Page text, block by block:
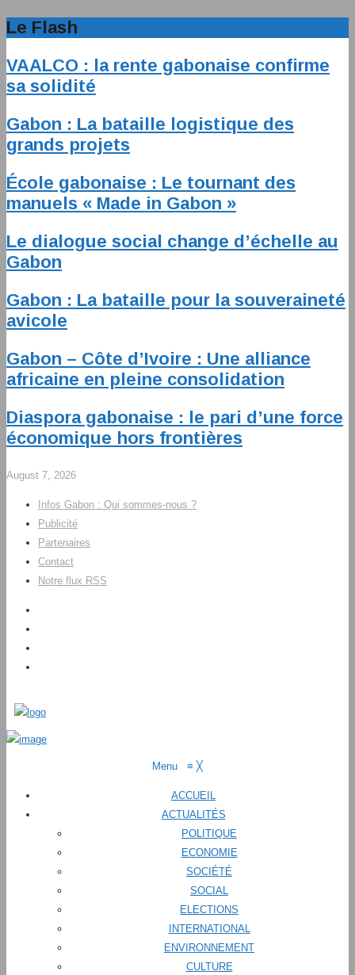
Le Flash
VAALCO : la rente gabonaise confirme
sa solidité
Gabon : La bataille logistique des
grands projets
École gabonaise : Le tournant des
manuels « Made in Gabon »
Le dialogue social change d’échelle au
Gabon
Gabon : La bataille pour la souveraineté
avicole
Gabon – Côte d’Ivoire : Une alliance
africaine en pleine consolidation
Diaspora gabonaise : le pari d’une force
économique hors frontières
August 7, 2026
Infos Gabon : Qui sommes-nous ?
Publicité
Partenaires
Contact
Notre flux RSS
Menu ≡ ╳
ACCUEIL
ACTUALITÉS
POLITIQUE
ECONOMIE
SOCIÉTÉ
SOCIAL
ELECTIONS
INTERNATIONAL
ENVIRONNEMENT
CULTURE